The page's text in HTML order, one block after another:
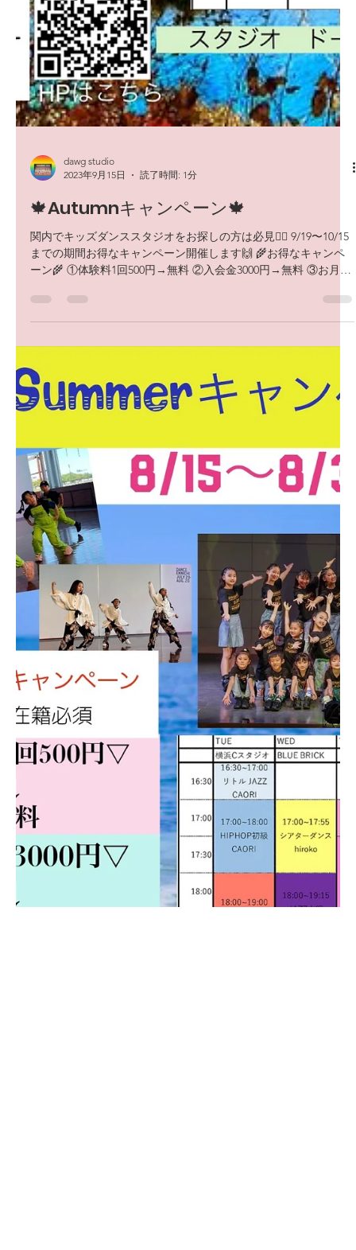
dawg studio
2023年9月15日
読了時間: 1分
関内でキッズダンススタジオをお探しの方は必見🙆‍♀️ 9/19〜10/15
までの期間お得なキャンペーン開催します🙌 🌾お得なキャンペ
ーン🌾 ①体験料1回500円→無料 ②入会金3000円→無料 ③お月謝
→初月無料...